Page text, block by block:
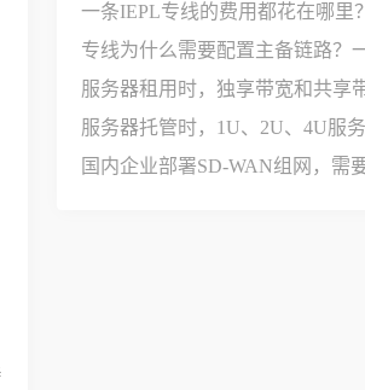
一条IEPL专线的费用都花在哪里？